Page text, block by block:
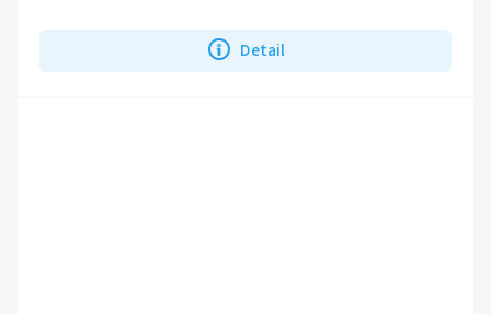
Detail